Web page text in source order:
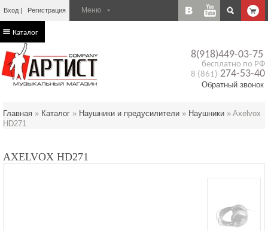
Вход Регистрация
8(918)449-03-75
бесплатно по РФ
8 (861) 274-53-40
Обратный звонок
Каталог
Главная » Каталог » Наушники и предусилители » Наушники » Axelvox
HD271
AXELVOX HD271